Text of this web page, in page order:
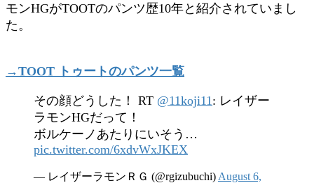
モンHGがTOOTのパンツ歴10年と紹介されていまし
た。
→TOOT トゥートのパンツ一覧
その顔どうした！ RT @11koji11 : レイザー
ラモンHGだって！
ボルケーノあたりにいそう…
pic.twitter.com/6xdvWxJKEX
— レイザーラモンＲＧ (@rgizubuchi) August 6,